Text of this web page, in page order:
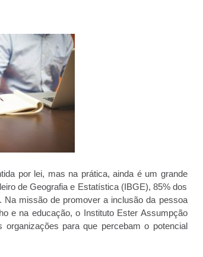
por lei, mas na prática, ainda é um grande
de Geografia e Estatística (IBGE), 85% dos
Na missão de promover a inclusão da pessoa
e na educação, o Instituto Ester Assumpção
para que percebam o potencial